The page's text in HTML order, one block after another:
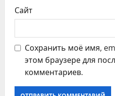
Сайт
Сохранить моё имя,
этом браузере для
комментариев.